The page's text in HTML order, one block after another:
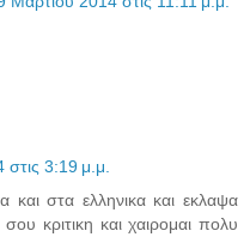
3:19 μ.μ.
και στα ελληνικα και εκλαψα
κριτικη και χαιρομαι πολυ